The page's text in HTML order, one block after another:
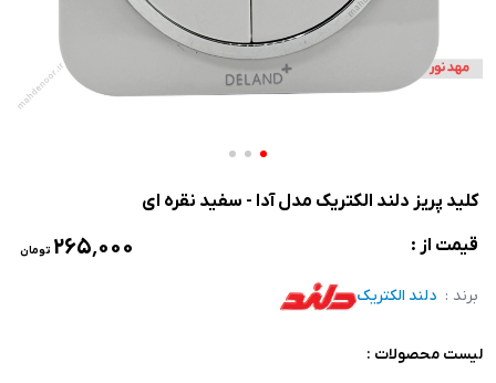
کلید پریز دلند الکتریک مدل آدا - سفید نقره ای
قیمت از :
۲۶۵٬۰۰۰ تومان
برند : دلند الکتریک
لیست محصولات :